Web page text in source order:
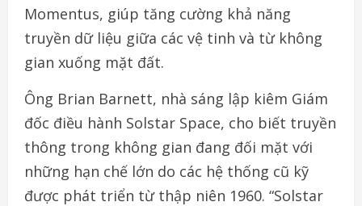
Momentus, giúp tăng cường khả năng
truyền dữ liệu giữa các vệ tinh và từ không
gian xuống mặt đất.
Ông Brian Barnett, nhà sáng lập kiêm Giám
đốc điều hành Solstar Space, cho biết truyền
thông trong không gian đang đối mặt với
những hạn chế lớn do các hệ thống cũ kỹ
được phát triển từ thập niên 1960. “Solstar